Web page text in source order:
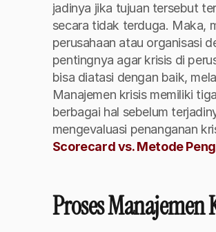
jadinya jika tujuan tersebut
secara tidak terduga. Maka,
perusahaan atau organisasi
pentingnya agar krisis di
Manajemen krisis memiliki
berbagai hal sebelum
mengevaluasi penanganan
Scorecard vs. Metode
Proses Manajemen